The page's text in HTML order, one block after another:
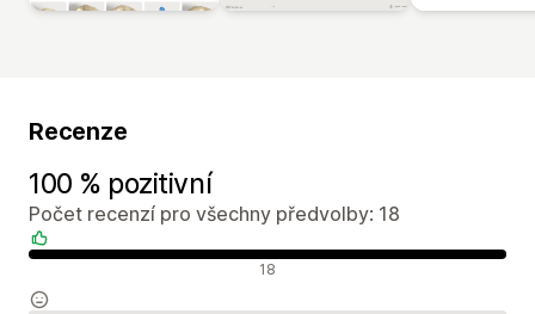
Recenze
100 % pozitivní
Počet recenzí pro všechny předvolby: 18
Pozitivní recenze 18